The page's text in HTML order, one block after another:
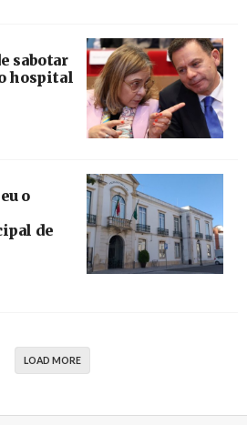
sabotar
hospital
o
de
LOAD MORE